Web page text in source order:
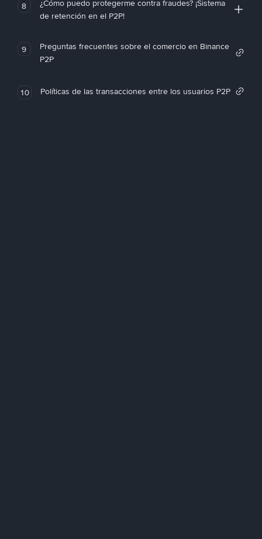
8
¿Cómo puedo protegerme contra fraudes? ¡Sistema
de retención en el P2P!
9
Preguntas frecuentes sobre el comercio en Binance
P2P
10 Políticas de las transacciones entre los usuarios P2P